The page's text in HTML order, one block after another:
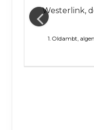
Westerlink,
1. Oldambt,